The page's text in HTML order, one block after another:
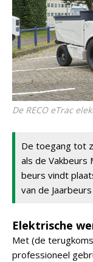
De RECO eTrac
De toegang tot
als de Vakbeurs
beurs vindt
van de
Elektrische
Met (de
professioneel